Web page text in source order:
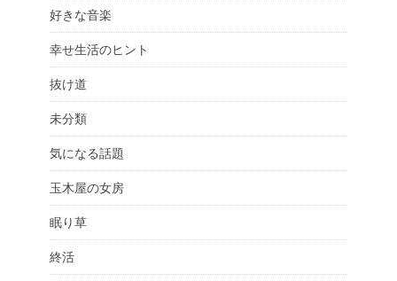
好きな音楽
幸せ生活のヒント
抜け道
未分類
気になる話題
玉木屋の女房
眠り草
終活